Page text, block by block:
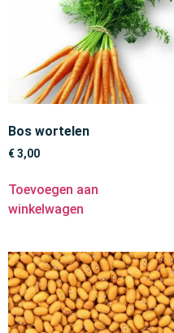
Bos wortelen
€3,00
Toevoegen aan
winkelwagen